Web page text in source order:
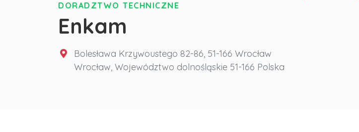
DORADZTWO TECHNICZNE
Enkam
Bolesława Krzywoustego 82-86, 51-166 Wrocław
Wrocław, Województwo dolnośląskie 51-166 Polska